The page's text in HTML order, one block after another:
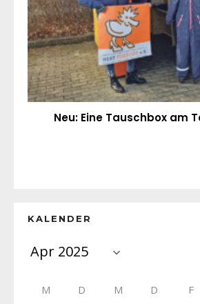
Neu: Eine Tauschbox am
KALENDER
M D M D F